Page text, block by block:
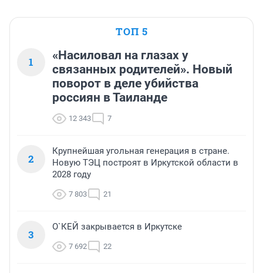
ТОП 5
1
«Насиловал на глазах у
связанных родителей». Новый
поворот в деле убийства
россиян в Таиланде
12 343 7
2
Крупнейшая угольная генерация в стране.
Новую ТЭЦ построят в Иркутской области в
2028 году
7 803 21
3
О`КЕЙ закрывается в Иркутске
7 692 22